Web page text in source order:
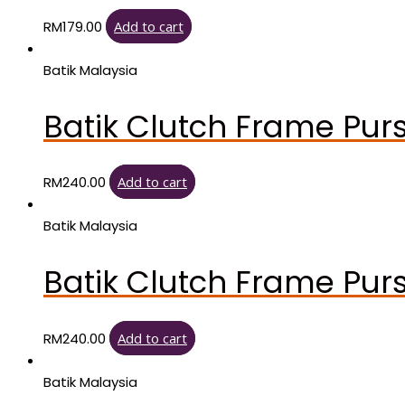
RM179.00 Add to cart
Batik Malaysia
Batik Clutch Frame
RM240.00 Add to cart
Batik Malaysia
Batik Clutch Frame
RM240.00 Add to cart
Batik Malaysia